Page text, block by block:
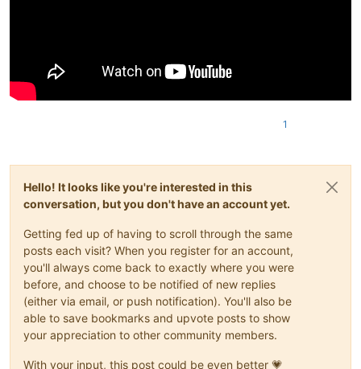
1
Hello! It looks like you're interested in this
conversation, but you don't have an account yet.
Getting fed up of having to scroll through the same
posts each visit? When you register for an account,
you'll always come back to exactly where you were
before, and choose to be notified of new replies
(either via email, or push notification). You'll also be
able to save bookmarks and upvote posts to show
your appreciation to other community members.
With your input, this post could be even better 💗